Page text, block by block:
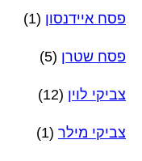
פסח איידנסון (1)
פסח שטרן (5)
צביקי לוין (12)
צביקי מילר (1)